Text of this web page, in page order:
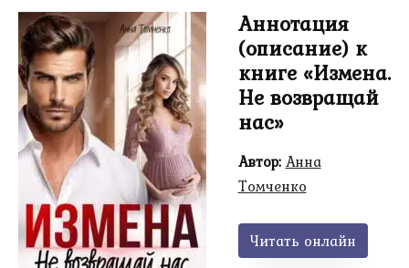
Аннотация
(описание) к
книге «Измена.
Не возвращай
нас»
Автор: Анна
Томченко
Читать онлайн